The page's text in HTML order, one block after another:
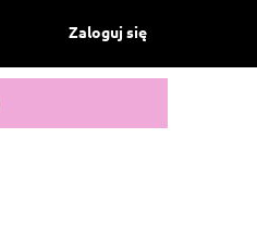
Zaloguj się